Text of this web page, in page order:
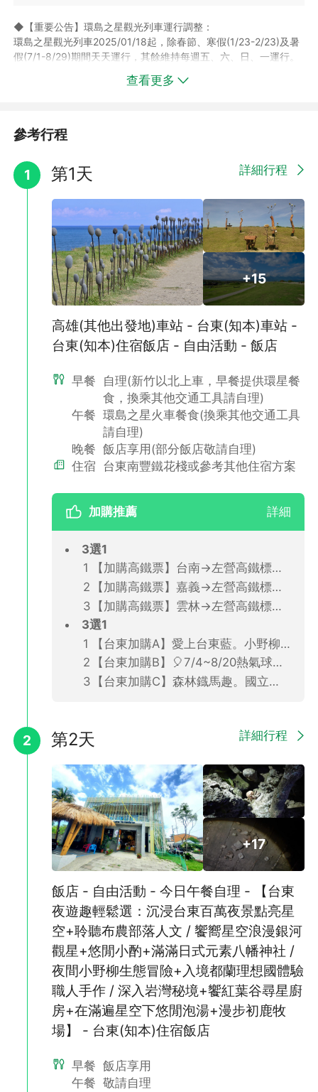
►飯店設施若因飯店維修暫停使用，恕不另行通知，部分設施需付
費使用以飯店設施公告為主。
◆【重要公告】環島之星觀光列車運行調整：
環島之星觀光列車2025/01/18起，除春節、寒假(1/23-2/23)及暑
假(7/1-8/29)期間天天運行，其餘維持每週五、六、日、一運行。
回程(二~四)：台鐵314次(EMU3000一般座艙) 13:49台東→13:59
►以上列車如遇指定班次客滿，將為旅客改訂提前或延後90分鐘內
的班次。
►上述時間僅供參考，實際仍需依車票上記載時間為主。
►搭乘飛機、台鐵及高鐵列車將無提供環島之星相關服務、餐點敬
請自理；部分差額退費請依系統設定為主。(嬰兒不含全程車票)
►車票之座位號碼皆為電腦系統自動產出，無法保證其連續性。
◆【環島之星觀光列車】安排搭乘環島之星觀光列車，美麗的彩繪
外觀、高級的商務車廂，每排3位的豪華寬敞座椅， 360度旋轉空
間、隱藏式餐桌、明亮觀景車窗、娛樂卡拉OK車廂，吃喝玩樂就
我想看更多環島之星介紹
◆高雄(斗六/嘉義/台南/新左營/屏東/枋寮)至台東(知本)『環島之
(以上列車如遇指定班次客滿，將為旅客改訂提前或延後90分鐘內
◆目的地車站至飯店及景點來回接送。
◆本商品車票僅提供旅遊套裝行程使用，開票後恕無法更改日期、
航段及班次；如欲自理視同放棄，恕無法抵用現金、退費或轉作其
◆環島之星列車車廂較短，請於指定月台與車廂搭乘處候車，以免
◆提醒您，請務必至指定車站搭乘，因環島之星無販售站票，若欲
更改起訖點請提前告知，於現場更動將有費用產生且列車長有權拒
絕旅客上車。
查看更多
參考行程
1 第1天 詳細行程
+15
高雄(其他出發地)車站 - 台東(知本)車站 -
台東(知本)住宿飯店 - 自由活動 - 飯店
早餐
自理(新竹以北上車，早餐提供環星餐
食，換乘其他交通工具請自理)
午餐 環島之星火車餐食(換乘其他交通工具
請自理)
晚餐 飯店享用(部分飯店敬請自理)
住宿 台東南豐鐵花棧或參考其他住宿方案
加購推薦 詳細
3選1
【加購高鐵票】台南→左營高鐵標準車廂(單程票)
【加購高鐵票】嘉義→左營高鐵標準車廂(單程票)
【加購高鐵票】雲林→左營高鐵標準車廂(單程票)
3選1
【台東加購A】愛上台東藍。小野柳+悠閒享用海景下午茶之旅(下午出發．2人成行．不含餐)
【台東加購B】🎈7/4~8/20熱氣球嘉年華．每週二公休🎈茶園巡禮品茗(下午出發．2人成行．不含餐)
【台東加購C】森林鐡馬趣。國立史前博物館+森林公園單車漫遊之旅(下午出發．2人成行．不含餐)
2 第2天 詳細行程
+17
飯店 - 自由活動 - 今日午餐自理 - 【台東
夜遊趣輕鬆選：沉浸台東百萬夜景點亮星
空+聆聽布農部落人文 / 饗嚮星空浪漫銀河
觀星+悠閒小酌+滿滿日式元素八幡神社 /
夜間小野柳生態冒險+入境都蘭理想國體驗
職人手作 / 深入岩灣秘境+饗紅葉谷尋星廚
房+在滿遍星空下悠閒泡湯+漫步初鹿牧
場】 - 台東(知本)住宿飯店
早餐 飯店享用
午餐 敬請自理